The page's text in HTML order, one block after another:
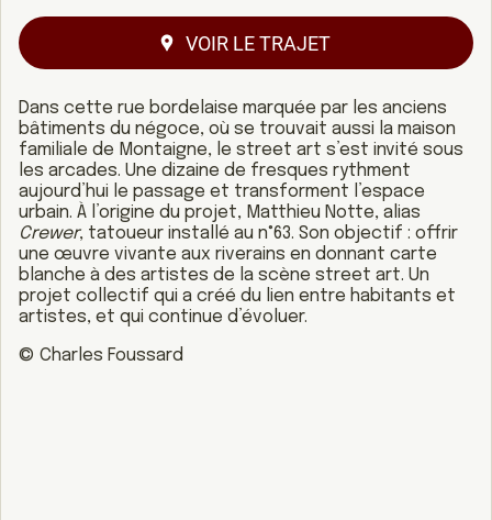
VOIR LE TRAJET
Dans cette rue bordelaise marquée par les anciens
bâtiments du négoce, où se trouvait aussi la maison
familiale de Montaigne, le street art s’est invité sous
les arcades. Une dizaine de fresques rythment
aujourd’hui le passage et transforment l’espace
urbain. À l’origine du projet, Matthieu Notte, alias
Crewer, tatoueur installé au n°63. Son objectif : offrir
une œuvre vivante aux riverains en donnant carte
blanche à des artistes de la scène street art. Un
projet collectif qui a créé du lien entre habitants et
artistes, et qui continue d’évoluer.
© Charles Foussard